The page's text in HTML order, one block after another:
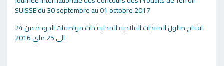
SUISSE du 30 septembre au 01 octobre 2017
افتتاح صالون المنتجات الفلاحية المحلية ذات مواصفات الجودة من 24
الى 25 ماي 2016